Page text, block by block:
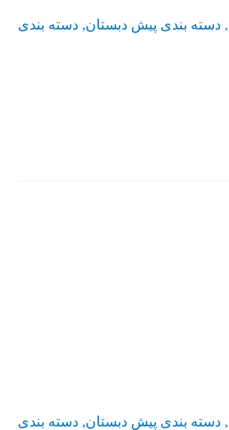
, دسته بندی پیش دبستان, دسته بندی
, دسته بندی پیش دبستان, دسته بندی